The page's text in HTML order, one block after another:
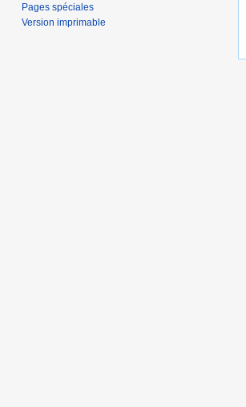
Pages spéciales
Version imprimable